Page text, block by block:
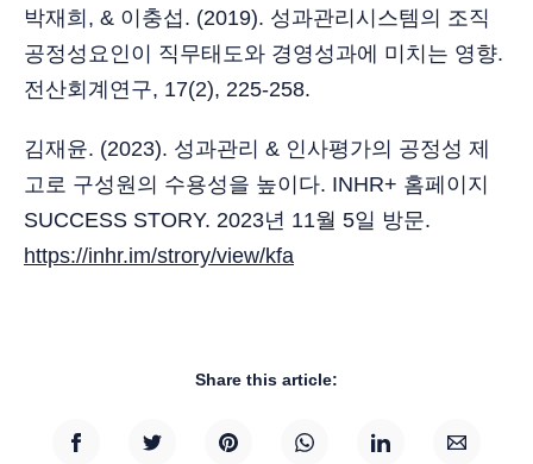
박재희, & 이충섭. (2019). 성과관리시스템의 조직
공정성요인이 직무태도와 경영성과에 미치는 영향.
전산회계연구, 17(2), 225-258.
김재윤. (2023). 성과관리 & 인사평가의 공정성 제
고로 구성원의 수용성을 높이다. INHR+ 홈페이지
SUCCESS STORY. 2023년 11월 5일 방문.
https://inhr.im/strory/view/kfa
Share this article: